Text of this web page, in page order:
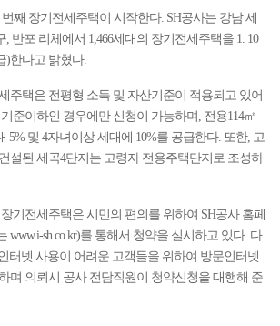
째 장기전세주택이 시작한다. SH공사는 강남 세
, 반포 리체에서 1,466세대의 장기전세주택을 1. 10
)한다고 밝혔다.
주택은 전평형 소득 및 자산기준이 적용되고 있어
준이하인 경우에만 신청이 가능하며, 전용114㎡
5% 및 4자녀이상 세대에 10%를 공급한다. 또한, 고
설된 세곡4단지는 고령자 전용주택단지로 조성하
기전세주택은 시민의 편의를 위하여 SH공사 홈페
www.i-sh.co.kr)를 통해서 청약을 실시하고 있다. 다
터넷 사용이 어려운 고객들을 위하여 방문인터넷
며 의뢰시 공사 전담직원이 청약신청을 대행해 준